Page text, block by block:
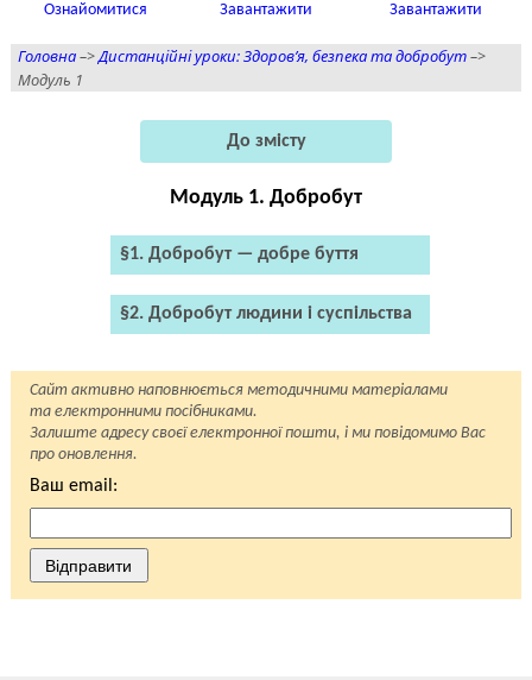
Ознайомитися
Завантажити
Завантажити
Головна–>Дистанційні уроки: Здоров’я, безпека та добробут–>
Модуль 1
До змісту
Модуль 1. Добробут
§1. Добробут — добре буття
§2. Добробут людини і суспільства
Сайт активно наповнюється методичними матеріалами
та електронними посібниками.
Залиште адресу своєї електронної пошти, і ми повідомимо Вас
про оновлення.
Ваш email:
Відправити